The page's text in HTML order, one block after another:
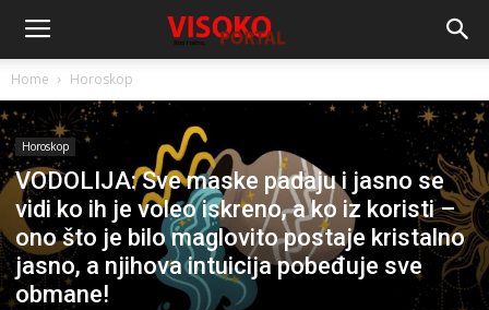
Home Horoskop
Horoskop
VODOLIJA: Sve maske padaju i jasno se
vidi ko ih je voleo iskreno, a ko iz koristi –
ono što je bilo maglovito postaje kristalno
jasno, a njihova intuicija pobeđuje sve
obmane!